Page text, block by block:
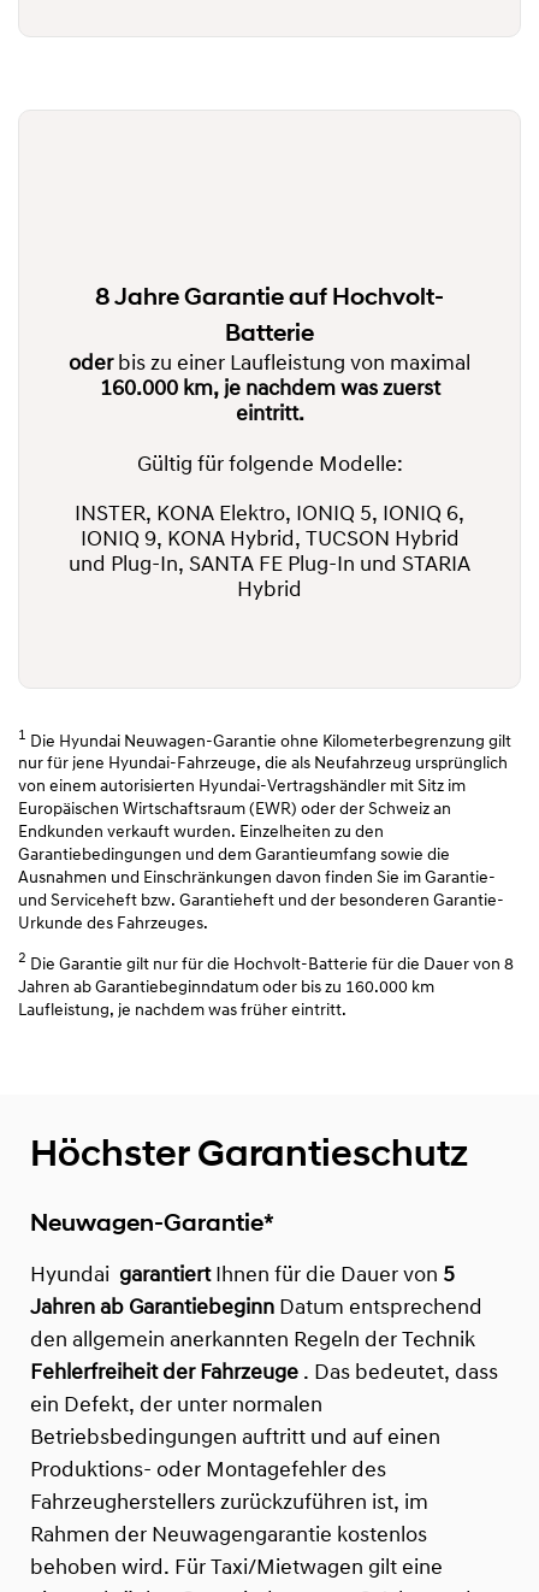
8 Jahre Garantie auf Hochvolt-
Batterie
oderbis zu einer Laufleistung von maximal
160.000 km, je nachdem was zuerst
eintritt.
Gültig für folgende Modelle:
INSTER, KONA Elektro, IONIQ 5, IONIQ 6,
IONIQ 9, KONA Hybrid, TUCSON Hybrid
und Plug-In, SANTA FE Plug-In und STARIA
Hybrid
1 Die Hyundai Neuwagen-Garantie ohne Kilometerbegrenzung gilt
nur für jene Hyundai-Fahrzeuge, die als Neufahrzeug ursprünglich
von einem autorisierten Hyundai-Vertragshändler mit Sitz im
Europäischen Wirtschaftsraum (EWR) oder der Schweiz an
Endkunden verkauft wurden. Einzelheiten zu den
Garantiebedingungen und dem Garantieumfang sowie die
Ausnahmen und Einschränkungen davon finden Sie im Garantie-
und Serviceheft bzw. Garantieheft und der besonderen Garantie-
Urkunde des Fahrzeuges.
2 Die Garantie gilt nur für die Hochvolt-Batterie für die Dauer von 8
Jahren ab Garantiebeginndatum oder bis zu 160.000 km
Laufleistung, je nachdem was früher eintritt.
Höchster Garantieschutz
Neuwagen-Garantie*
Hyundai garantiertIhnen für die Dauer von 5
Jahren ab Garantiebeginn Datum entsprechend
den allgemein anerkannten Regeln der Technik
Fehlerfreiheit der Fahrzeuge . Das bedeutet, dass
ein Defekt, der unter normalen
Betriebsbedingungen auftritt und auf einen
Produktions- oder Montagefehler des
Fahrzeugherstellers zurückzuführen ist, im
Rahmen der Neuwagengarantie kostenlos
behoben wird. Für Taxi/Mietwagen gilt eine